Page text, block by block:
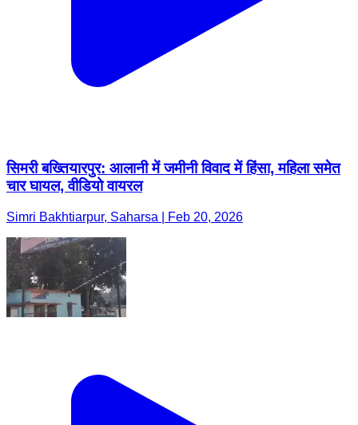
सिमरी बख्तियारपुर: आलानी में जमीनी विवाद में हिंसा, महिला समेत
चार घायल, वीडियो वायरल
Simri Bakhtiarpur, Saharsa | Feb 20, 2026